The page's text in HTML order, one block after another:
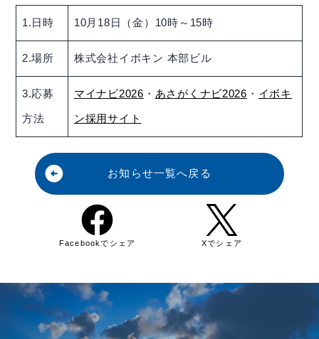
1.日時 10月18日（金）10時～15時
2.場所 株式会社イボキン 本部ビル
3.応募
方法
マイナビ2026 ・ あさがくナビ2026 ・ イボキ
ン採用サイト
arrow_circle_left お知らせ一覧へ戻る
Facebookでシェア Xでシェア